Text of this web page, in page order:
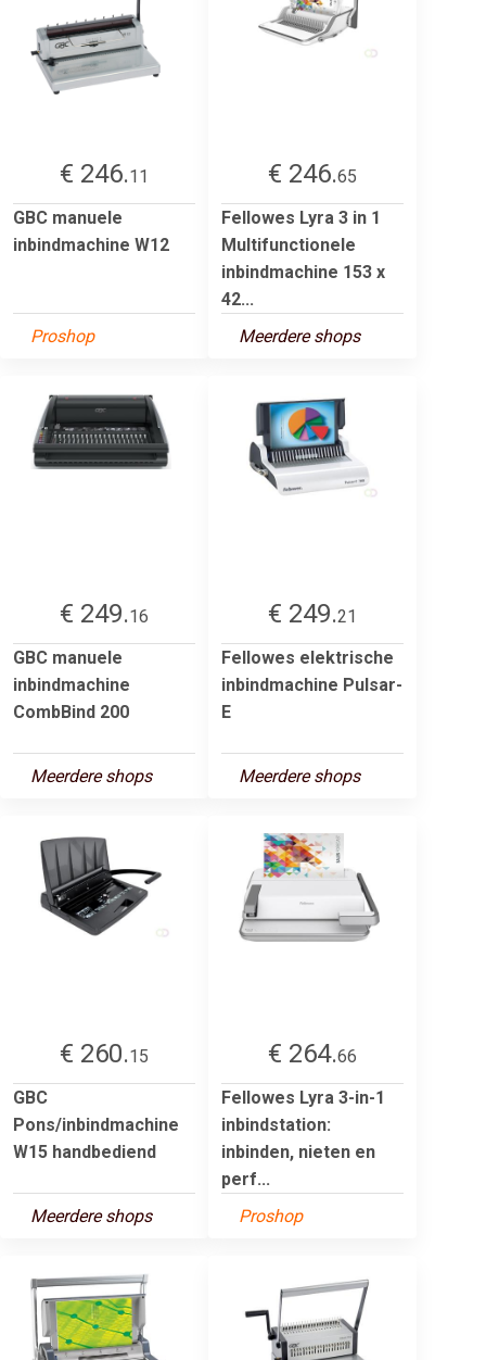
€ 246.11
GBC manuele
inbindmachine W12
Proshop
€ 246.65
Fellowes Lyra 3 in 1
Multifunctionele
inbindmachine 153 x
42...
Meerdere shops
€ 249.16
GBC manuele
inbindmachine
CombBind 200
Meerdere shops
€ 249.21
Fellowes elektrische
inbindmachine Pulsar-
E
Meerdere shops
€ 260.15
GBC
Pons/inbindmachine
W15 handbediend
Meerdere shops
€ 264.66
Fellowes Lyra 3-in-1
inbindstation:
inbinden, nieten en
perf...
Proshop